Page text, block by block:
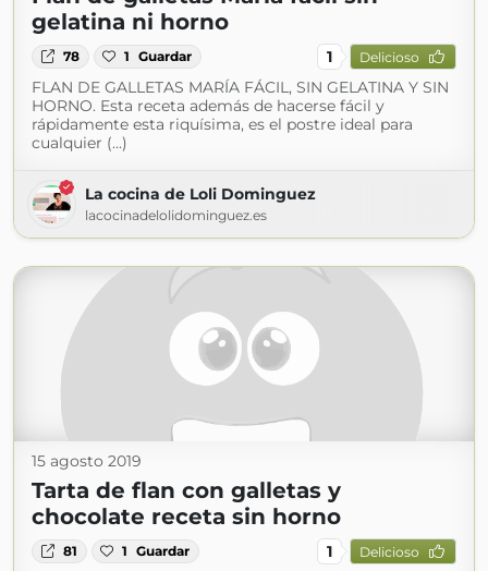
gelatina ni horno
78 1 Guardar 1 Delicioso
FLAN DE GALLETAS MARÍA FÁCIL, SIN GELATINA Y SIN
HORNO. Esta receta además de hacerse fácil y
rápidamente esta riquísima, es el postre ideal para
cualquier (...)
La cocina de Loli Dominguez
lacocinadelolidominguez.es
15 agosto 2019
Tarta de flan con galletas y
chocolate receta sin horno
81 1 Guardar 1 Delicioso